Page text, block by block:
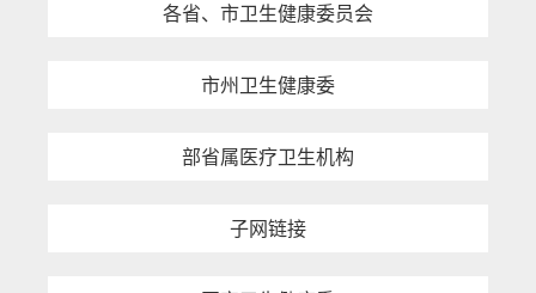
各省、市卫生健康委员会
市州卫生健康委
部省属医疗卫生机构
子网链接